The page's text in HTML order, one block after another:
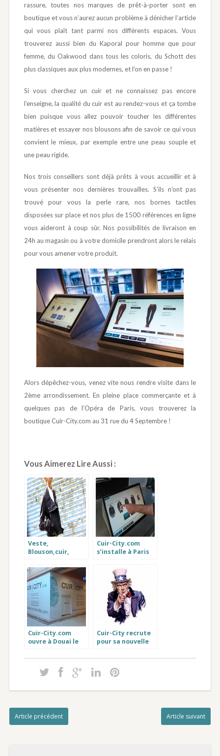
rassure, toutes nos marques de prêt-à-porter sont en
boutique et vous n’aurez aucun problème à dénicher l’article
qui vous plaît tant parmi nos différents espaces. Vous
trouverez aussi bien du Kaporal pour homme que pour
femme, du Oakwood dans tous les coloris, du Schott des
plus classiques aux plus modernes, et l’on en passe !
Si vous cherchez un cuir et ne connaissez pas encore
l’enseigne, la qualité du cuir est au rendez-vous et ça tombe
bien puisque vous allez pouvoir toucher les différentes
matières et essayer nos blousons afin de savoir ce qui vous
convient le mieux, par exemple entre une peau souple et
une peau rigide.
Nos trois conseillers sont déjà prêts à vous accueillir et à
vous présenter nos dernières trouvailles. S’ils n’ont pas
trouvé pour vous la perle rare, nos bornes tactiles
disposées sur place et nos plus de 1500 références en ligne
vous aideront à coup sûr. Nos possibilités de livraison en
24h au magasin ou à votre domicile prendront alors le relais
pour vous amener votre produit.
Alors dépêchez-vous, venez vite nous rendre visite dans le
2ème arrondissement. En pleine place commerçante et à
quelques pas de l’Opéra de Paris, vous trouverez la
boutique Cuir-City.com au 31 rue du 4 Septembre !
Vous Aimerez Lire Aussi :
Veste,
Blouson,cuir,
et Femme :
Nouvelles
collections !
Cuir-City.com
s’installe à Paris
boutique
connectée
Cuir-City.com
ouvre à Douai le
Redskins and Co
Cuir-City recrute
pour sa nouvelle
Amiens
Article précédent Article suivant